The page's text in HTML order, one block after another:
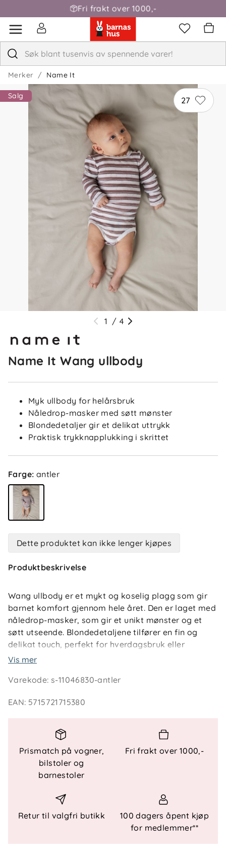
Fri frakt over 1000,-
Merker Name It
27
Salg
1 / 4
Name It Wang ullbody
Myk ullbody for helårsbruk
Nåledrop-masker med søtt mønster
Blondedetaljer gir et delikat uttrykk
Praktisk trykknapplukking i skrittet
Farge: antler
Dette produktet kan ikke lenger kjøpes
Produktbeskrivelse
Wang ullbody er et mykt og koselig plagg som gir
barnet komfort gjennom hele året. Den er laget med
nåledrop-masker, som gir et unikt mønster og et
søtt utseende. Blondedetaljene tilfører en fin og
delikat touch, perfekt for hverdagsbruk eller
spesielle anledninger.
Bodyen har trykknapplukking i skrittet (opptil
enklere. Lange ermer gir god dekning og gjør
Produktdetaljer
Produkttype: Body
Ekstra detaljer: Blondekant
Materiale: Ull
Vis mer
Varekode:s-11046830-antler
EAN: 5715721715380
Prismatch på vogner,
bilstoler og
barnestoler
Fri frakt over 1000,-
Retur til valgfri butikk
100 dagers åpent kjøp
for medlemmer**